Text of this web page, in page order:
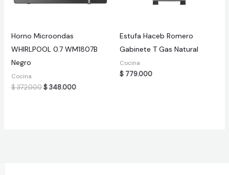
Horno Microondas
WHIRLPOOL 0.7 WM1807B
Negro
Cocina
$372.000 Original
$348.000Current
Estufa Haceb Romero
Gabinete T Gas Natural
Cocina
$ 779.000